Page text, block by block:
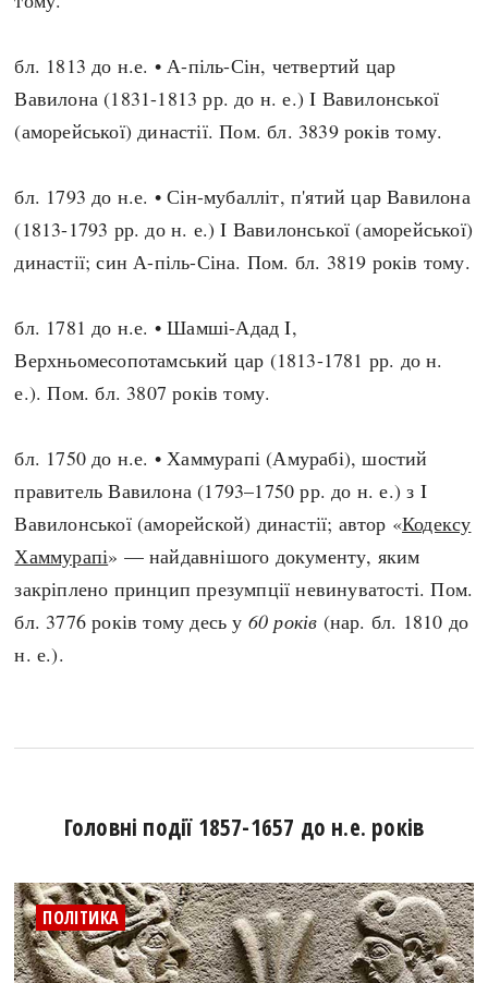
бл. 1813 до н.е. • А-піль-Сін, четвертий цар
Вавилона (1831-1813 рр. до н. е.) I Вавилонської
(аморейської) династії. Пом. бл. 3839 років тому.
бл. 1793 до н.е. • Сін-мубалліт, п'ятий цар Вавилона
(1813-1793 рр. до н. е.) I Вавилонської (аморейської)
династії; син А-піль-Сіна. Пом. бл. 3819 років тому.
бл. 1781 до н.е. • Шамші-Адад I,
Верхньомесопотамський цар (1813-1781 рр. до н.
е.). Пом. бл. 3807 років тому.
бл. 1750 до н.е. • Хаммурапі (Амурабі), шостий
правитель Вавилона (1793–1750 рр. до н. е.) з I
Вавилонської (аморейской) династії; автор «Кодексу
Хаммурапі» — найдавнішого документу, яким
закріплено принцип презумпції невинуватості. Пом.
бл. 3776 років тому десь у 60 років (нар. бл. 1810 до
н. е.).
Головні події 1857-1657 до н.е. років
ПОЛІТИКА